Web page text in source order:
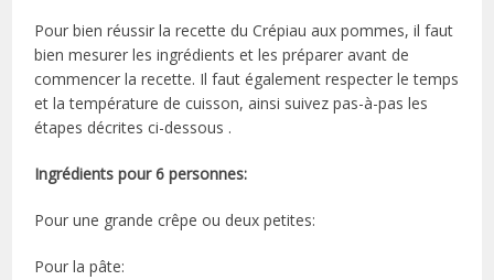
Pour bien réussir la recette du Crépiau aux pommes, il faut
bien mesurer les ingrédients et les préparer avant de
commencer la recette. Il faut également respecter le temps
et la température de cuisson, ainsi suivez pas-à-pas les
étapes décrites ci-dessous .
Ingrédients pour 6 personnes:
Pour une grande crêpe ou deux petites:
Pour la pâte: